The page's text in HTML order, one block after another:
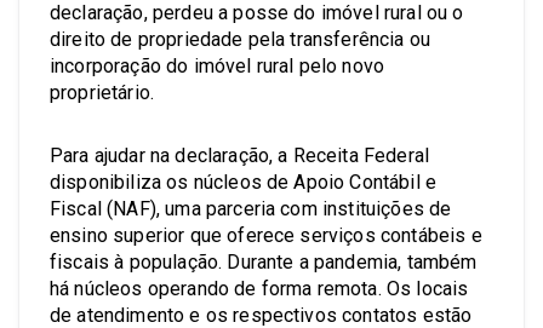
declaração, perdeu a posse do imóvel rural ou o
direito de propriedade pela transferência ou
incorporação do imóvel rural pelo novo
proprietário.
Para ajudar na declaração, a Receita Federal
disponibiliza os núcleos de Apoio Contábil e
Fiscal (NAF), uma parceria com instituições de
ensino superior que oferece serviços contábeis e
fiscais à população. Durante a pandemia, também
há núcleos operando de forma remota. Os locais
de atendimento e os respectivos contatos estão